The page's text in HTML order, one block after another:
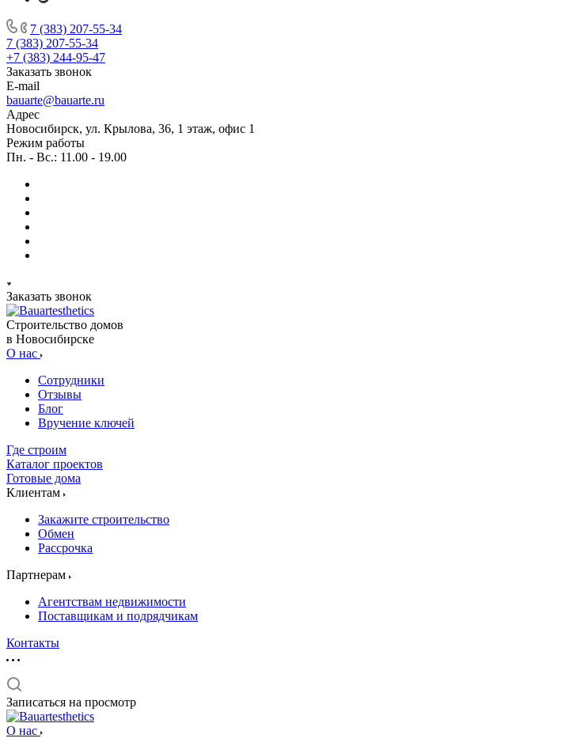
7 (383) 207-55-34
7 (383) 207-55-34
+7 (383) 244-95-47
Заказать звонок
E-mail
bauarte@bauarte.ru
Адрес
Новосибирск, ул. Крылова, 36, 1 этаж, офис 1
Режим работы
Пн. - Вс.: 11.00 - 19.00
Заказать звонок
Строительство домов
в Новосибирске
О нас
Сотрудники
Отзывы
Блог
Вручение ключей
Где строим
Каталог проектов
Готовые дома
Клиентам
Закажите строительство
Обмен
Рассрочка
Партнерам
Агентствам недвижимости
Поставщикам и подрядчикам
Контакты
Записаться на просмотр
О нас